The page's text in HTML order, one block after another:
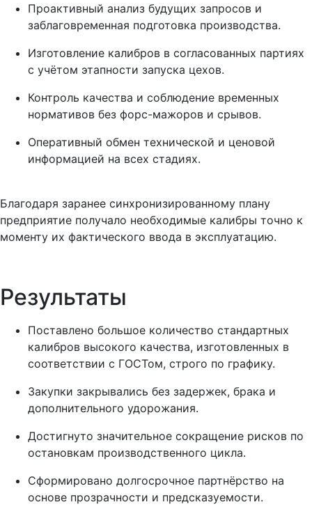
Проактивный анализ будущих запросов и
заблаговременная подготовка производства.
Изготовление калибров в согласованных партиях
с учётом этапности запуска цехов.
Контроль качества и соблюдение временных
нормативов без форс-мажоров и срывов.
Оперативный обмен технической и ценовой
информацией на всех стадиях.
Благодаря заранее синхронизированному плану
предприятие получало необходимые калибры точно к
моменту их фактического ввода в эксплуатацию.
Результаты
Поставлено большое количество стандартных
калибров высокого качества, изготовленных в
соответствии с ГОСТом, строго по графику.
Закупки закрывались без задержек, брака и
дополнительного удорожания.
Достигнуто значительное сокращение рисков по
остановкам производственного цикла.
Сформировано долгосрочное партнёрство на
основе прозрачности и предсказуемости.